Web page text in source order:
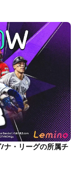
ナ・リーグの所属チ